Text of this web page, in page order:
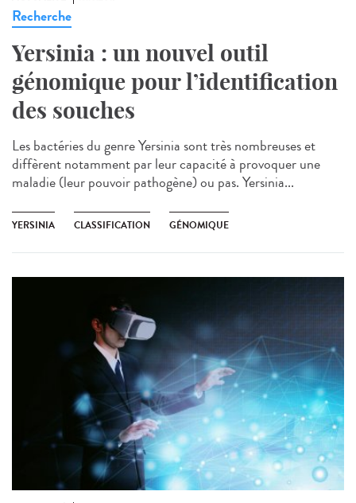
Recherche
Yersinia : un nouvel outil
génomique pour l’identification
des souches
Les bactéries du genre Yersinia sont très nombreuses et
diffèrent notamment par leur capacité à provoquer une
maladie (leur pouvoir pathogène) ou pas. Yersinia...
YERSINIA CLASSIFICATION GÉNOMIQUE